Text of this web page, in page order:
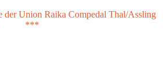
Union Raika Compedal Thal/Assling
***